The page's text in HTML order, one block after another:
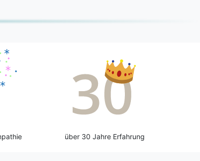
über 30 Jahre Erfahrung